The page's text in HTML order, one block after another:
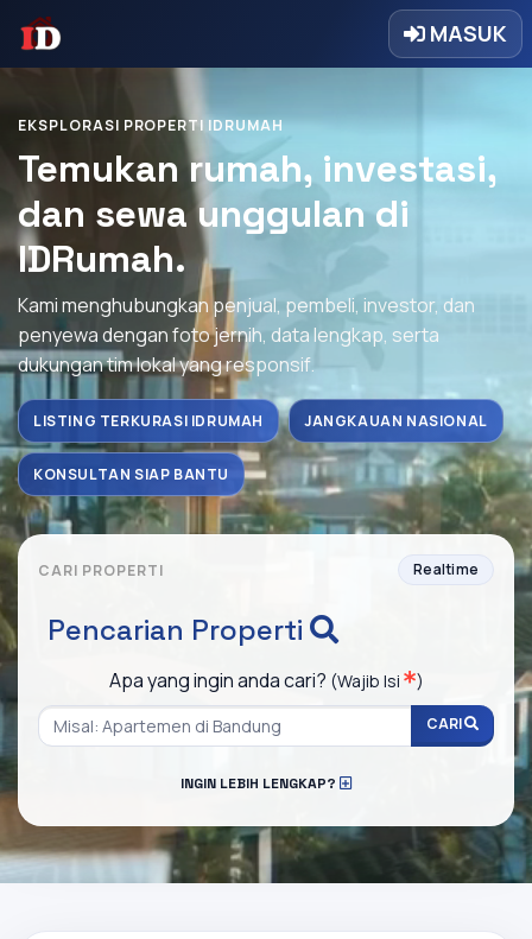
MASUK
EKSPLORASI PROPERTI IDRUMAH
Temukan rumah, investasi,
dan sewa unggulan di
IDRumah.
Kami menghubungkan penjual, pembeli, investor, dan
penyewa dengan foto jernih, data lengkap, serta
dukungan tim lokal yang responsif.
LISTING TERKURASI IDRUMAH JANGKAUAN NASIONAL
KONSULTAN SIAP BANTU
CARI PROPERTI Realtime
Pencarian Properti
Apa yang ingin anda cari? (Wajib Isi )
CARI
INGIN LEBIH LENGKAP?